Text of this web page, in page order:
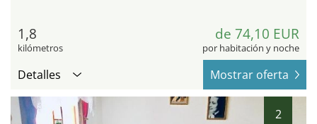
1,8
kilómetros
de 74,10 EUR
por habitación y noche
Detalles Mostrar oferta
2